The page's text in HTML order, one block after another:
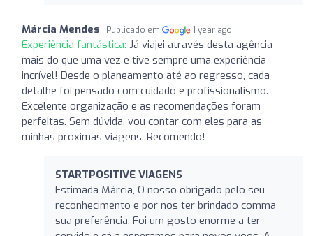
Márcia Mendes Publicado em 1 year ago
Experiência fantástica: Já viajei através desta agência
mais do que uma vez e tive sempre uma experiência
incrível! Desde o planeamento até ao regresso, cada
detalhe foi pensado com cuidado e profissionalismo.
Excelente organização e as recomendações foram
perfeitas. Sem dúvida, vou contar com eles para as
minhas próximas viagens. Recomendo!
STARTPOSITIVE VIAGENS
Estimada Márcia, O nosso obrigado pelo seu
reconhecimento e por nos ter brindado comma
sua preferência. Foi um gosto enorme a ter